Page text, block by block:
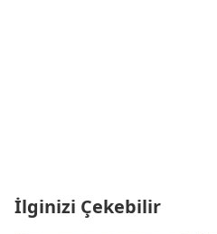
İlginizi Çekebilir